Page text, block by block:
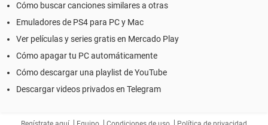
Cómo buscar canciones similares a otras
Emuladores de PS4 para PC y Mac
Ver películas y series gratis en Mercado Play
Cómo apagar tu PC automáticamente
Cómo descargar una playlist de YouTube
Descargar videos privados en Telegram